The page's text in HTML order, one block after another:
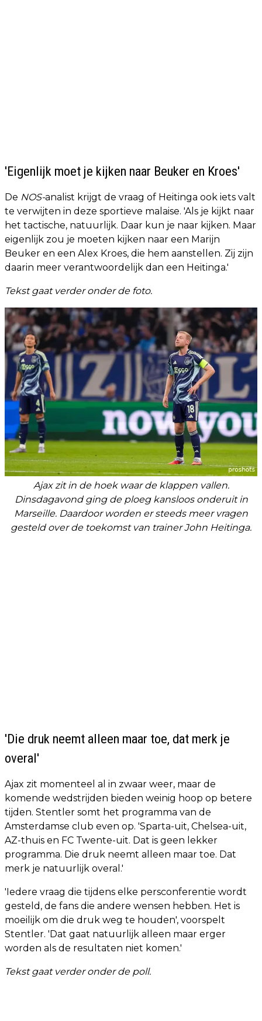
'Eigenlijk moet je kijken naar Beuker en Kroes'
De NOS-analist krijgt de vraag of Heitinga ook iets valt
te verwijten in deze sportieve malaise. 'Als je kijkt naar
het tactische, natuurlijk. Daar kun je naar kijken. Maar
eigenlijk zou je moeten kijken naar een Marijn
Beuker en een Alex Kroes, die hem aanstellen. Zij zijn
daarin meer verantwoordelijk dan een Heitinga.'
Tekst gaat verder onder de foto.
Ajax zit in de hoek waar de klappen vallen.
Dinsdagavond ging de ploeg kansloos onderuit in
Marseille. Daardoor worden er steeds meer vragen
gesteld over de toekomst van trainer John Heitinga.
'Die druk neemt alleen maar toe, dat merk je
overal'
Ajax zit momenteel al in zwaar weer, maar de
komende wedstrijden bieden weinig hoop op betere
tijden. Stentler somt het programma van de
Amsterdamse club even op. 'Sparta-uit, Chelsea-uit,
AZ-thuis en FC Twente-uit. Dat is geen lekker
programma. Die druk neemt alleen maar toe. Dat
merk je natuurlijk overal.'
'Iedere vraag die tijdens elke persconferentie wordt
gesteld, de fans die andere wensen hebben. Het is
moeilijk om die druk weg te houden', voorspelt
Stentler. 'Dat gaat natuurlijk alleen maar erger
worden als de resultaten niet komen.'
Tekst gaat verder onder de poll.